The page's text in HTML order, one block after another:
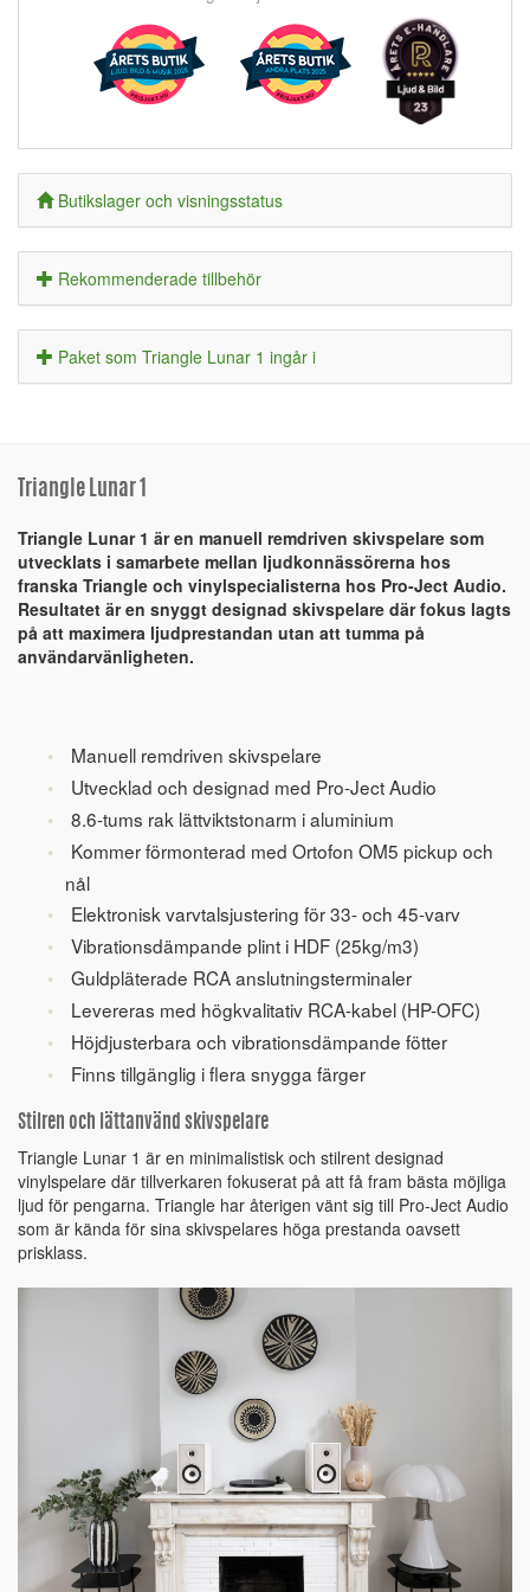
Butikslager och visningsstatus
Rekommenderade tillbehör
Paket som Triangle Lunar 1 ingår i
Triangle Lunar 1
Triangle Lunar 1 är en manuell remdriven skivspelare som
utvecklats i samarbete mellan ljudkonnässörerna hos
franska Triangle och vinylspecialisterna hos Pro-Ject Audio.
Resultatet är en snyggt designad skivspelare där fokus lagts
på att maximera ljudprestandan utan att tumma på
användarvänligheten.
Manuell remdriven skivspelare
Utvecklad och designad med Pro-Ject Audio
8.6-tums rak lättviktstonarm i aluminium
Kommer förmonterad med Ortofon OM5 pickup och
nål
Elektronisk varvtalsjustering för 33- och 45-varv
Vibrationsdämpande plint i HDF (25kg/m3)
Guldpläterade RCA anslutningsterminaler
Levereras med högkvalitativ RCA-kabel (HP-OFC)
Höjdjusterbara och vibrationsdämpande fötter
Finns tillgänglig i flera snygga färger
Stilren och lättanvänd skivspelare
Triangle Lunar 1 är en minimalistisk och stilrent designad
vinylspelare där tillverkaren fokuserat på att få fram bästa möjliga
ljud för pengarna. Triangle har återigen vänt sig till Pro-Ject Audio
som är kända för sina skivspelares höga prestanda oavsett
prisklass.